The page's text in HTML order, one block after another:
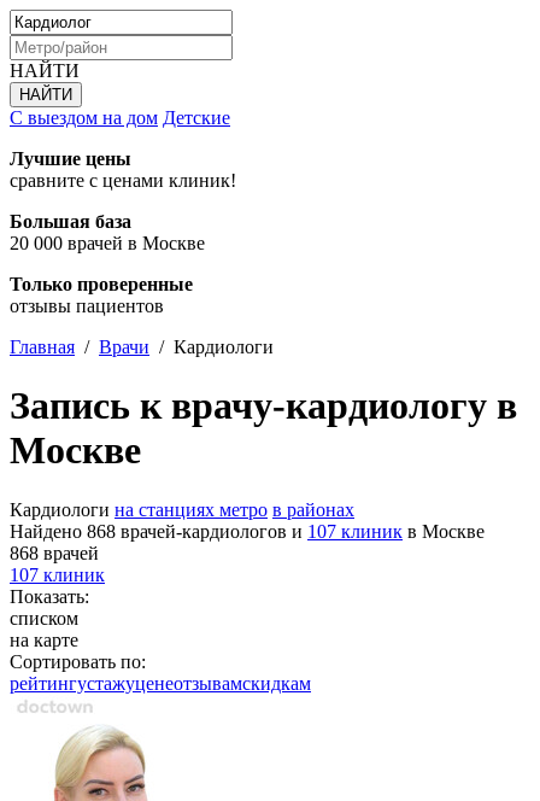
НАЙТИ
С выездом на дом Детские
Лучшие цены
сравните с ценами клиник!
Большая база
20 000 врачей в Москве
Только проверенные
отзывы пациентов
Главная / Врачи / Кардиологи
Запись к врачу-кардиологу в
Москве
Кардиологи на станциях метро в районах
Найдено 868 врачей-кардиологов и 107 клиник в Москве
868 врачей
107 клиник
Показать:
списком
на карте
Сортировать по:
рейтингустажуценеотзывамcкидкам